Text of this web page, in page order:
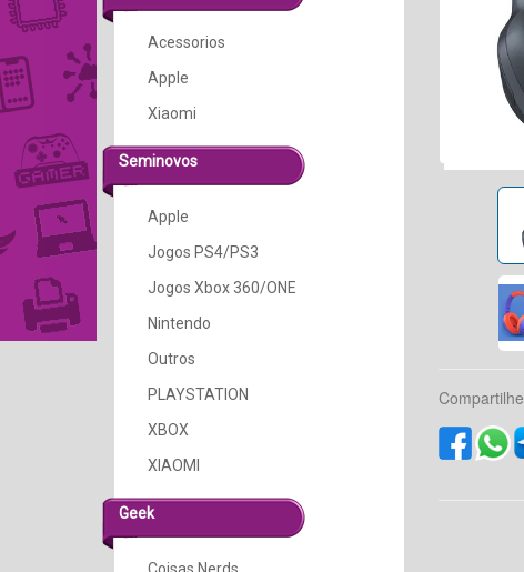
Acessorios
Apple
Xiaomi
Seminovos
Apple
Jogos PS4/PS3
Jogos Xbox 360/ONE
Nintendo
Outros
PLAYSTATION
XBOX
XIAOMI
Geek
Compartilhe